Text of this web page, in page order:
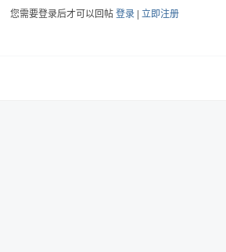
您需要登录后才可以回帖登录 | 立即注册